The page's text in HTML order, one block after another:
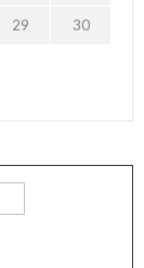
29 30